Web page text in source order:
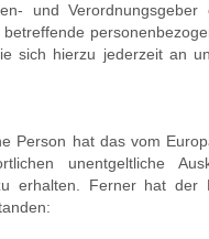
und
sich hierzu jederzeit an
Person hat das vom
unentgeltliche
erhalten. Ferner hat der